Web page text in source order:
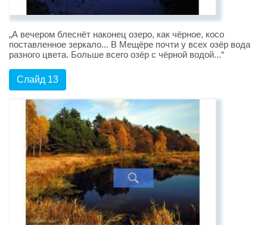
„А вечером блеснёт наконец озеро, как чёрное, косо
поставленное зеркало... В Мещёре почти у всех озёр вода
разного цвета. Больше всего озёр с чёрной водой...“
Слайд 13